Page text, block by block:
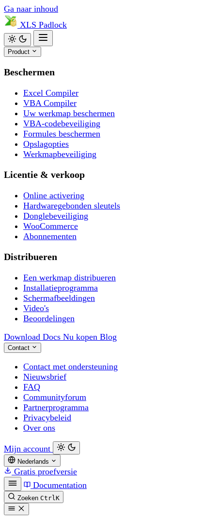
Ga naar inhoud
XLS Padlock
Product
Beschermen
Excel Compiler
VBA Compiler
Uw werkmap beschermen
VBA-codebeveiliging
Formules beschermen
Opslagopties
Werkmapbeveiliging
Licentie & verkoop
Online activering
Hardwaregebonden sleutels
Donglebeveiliging
WooCommerce
Abonnementen
Distribueren
Een werkmap distribueren
Installatieprogramma
Schermafbeeldingen
Video's
Beoordelingen
Download Docs Nu kopen Blog
Contact
Contact met ondersteuning
Nieuwsbrief
FAQ
Communityforum
Partnerprogramma
Privacybeleid
Over ons
Mijn account
Nederlands
Gratis proefversie
Documentation
Zoeken CtrlK